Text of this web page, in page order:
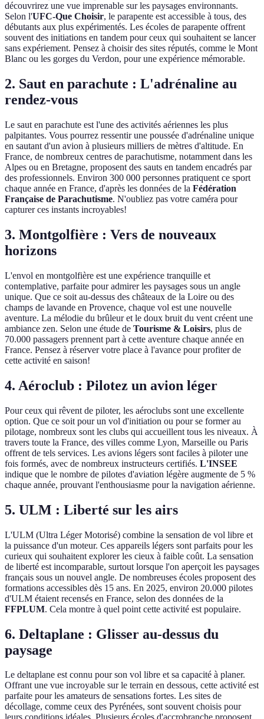
découvrirez une vue imprenable sur les paysages environnants.
Selon l'UFC-Que Choisir, le parapente est accessible à tous, des
débutants aux plus expérimentés. Les écoles de parapente offrent
souvent des initiations en tandem pour ceux qui souhaitent se lancer
sans expériement. Pensez à choisir des sites réputés, comme le Mont
Blanc ou les gorges du Verdon, pour une expérience mémorable.
2. Saut en parachute : L'adrénaline au
rendez-vous
Le saut en parachute est l'une des activités aériennes les plus
palpitantes. Vous pourrez ressentir une poussée d'adrénaline unique
en sautant d'un avion à plusieurs milliers de mètres d'altitude. En
France, de nombreux centres de parachutisme, notamment dans les
Alpes ou en Bretagne, proposent des sauts en tandem encadrés par
des professionnels. Environ 300 000 personnes pratiquent ce sport
chaque année en France, d'après les données de la Fédération
Française de Parachutisme. N'oubliez pas votre caméra pour
capturer ces instants incroyables!
3. Montgolfière : Vers de nouveaux
horizons
L'envol en montgolfière est une expérience tranquille et
contemplative, parfaite pour admirer les paysages sous un angle
unique. Que ce soit au-dessus des châteaux de la Loire ou des
champs de lavande en Provence, chaque vol est une nouvelle
aventure. La mélodie du brûleur et le doux bruit du vent créent une
ambiance zen. Selon une étude de Tourisme & Loisirs, plus de
70.000 passagers prennent part à cette aventure chaque année en
France. Pensez à réserver votre place à l'avance pour profiter de
cette activité en saison!
4. Aéroclub : Pilotez un avion léger
Pour ceux qui rêvent de piloter, les aéroclubs sont une excellente
option. Que ce soit pour un vol d'initiation ou pour se former au
pilotage, nombreux sont les clubs qui accueillent tous les niveaux. À
travers toute la France, des villes comme Lyon, Marseille ou Paris
offrent de tels services. Les avions légers sont faciles à piloter une
fois formés, avec de nombreux instructeurs certifiés. L'INSEE
indique que le nombre de pilotes d'aviation légère augmente de 5 %
chaque année, prouvant l'enthousiasme pour la navigation aérienne.
5. ULM : Liberté sur les airs
L'ULM (Ultra Léger Motorisé) combine la sensation de vol libre et
la puissance d'un moteur. Ces appareils légers sont parfaits pour les
curieux qui souhaitent explorer les cieux à faible coût. La sensation
de liberté est incomparable, surtout lorsque l'on aperçoit les paysages
français sous un nouvel angle. De nombreuses écoles proposent des
formations accessibles dès 15 ans. En 2025, environ 20.000 pilotes
d'ULM étaient recensés en France, selon des données de la
FFPLUM. Cela montre à quel point cette activité est populaire.
6. Deltaplane : Glisser au-dessus du
paysage
Le deltaplane est connu pour son vol libre et sa capacité à planer.
Offrant une vue incroyable sur le terrain en dessous, cette activité est
parfaite pour les amateurs de sensations fortes. Les sites de
décollage, comme ceux des Pyrénées, sont souvent choisis pour